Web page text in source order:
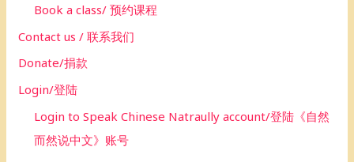
Book a class/ 预约课程
Contact us / 联系我们
Donate/捐款
Login/登陆
Login to Speak Chinese Natraully account/登陆《自然
而然说中文》账号